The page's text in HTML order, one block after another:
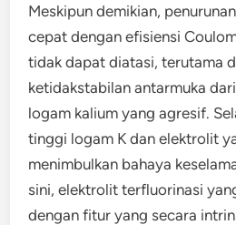
Meskipun demikian,
cepat dengan efisiensi
tidak dapat diatasi, terutama
ketidakstabilan antarmuka
logam kalium yang agresif.
tinggi logam K dan elektrolit
menimbulkan bahaya
sini, elektrolit terfluorinasi
dengan fitur yang secara